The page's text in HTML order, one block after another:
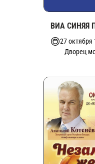
ВИА СИНЯЯ
27 октября
Дворец